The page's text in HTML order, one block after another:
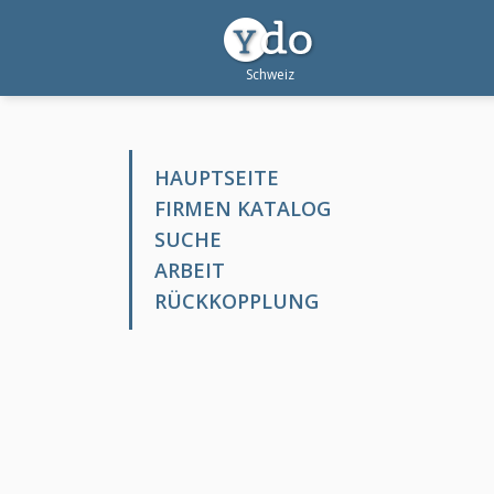
HAUPTSEITE
FIRMEN KATALOG
SUCHE
ARBEIT
RÜCKKOPPLUNG